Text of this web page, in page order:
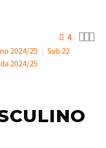
4 
2024/25
Sub 22
2024/25